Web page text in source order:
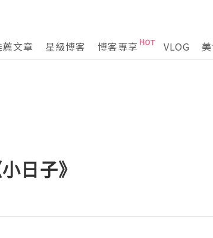
薦文章 星級博客 博客專享 VLOG
日子》